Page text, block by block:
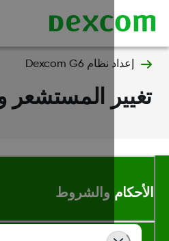
إعداد نظام Dexcom G6
المستشعر
والشروط